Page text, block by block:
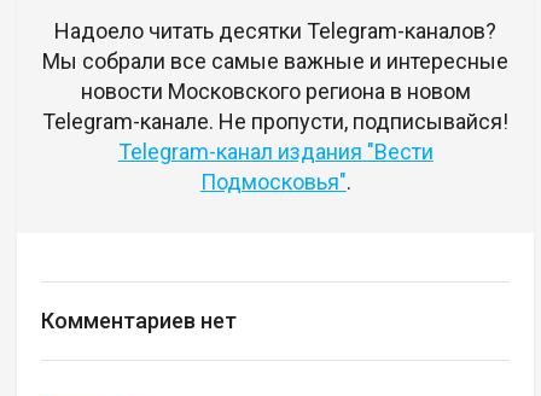
Надоело читать десятки Telegram-каналов?
Мы собрали все самые важные и интересные
новости Московского региона в новом
Telegram-канале. Не пропусти, подписывайся!
Telegram-канал издания "Вести
Подмосковья".
Комментариев нет